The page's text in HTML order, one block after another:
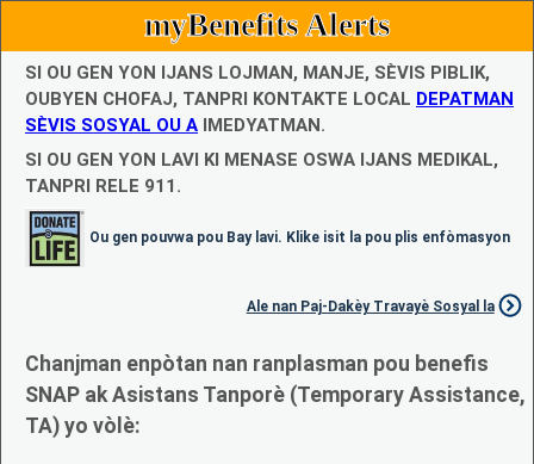
myBenefits Alerts
SI OU GEN YON IJANS LOJMAN, MANJE, SÈVIS PIBLIK,
OUBYEN CHOFAJ, TANPRI KONTAKTE LOCAL DEPATMAN
SÈVIS SOSYAL OU A IMEDYATMAN.
SI OU GEN YON LAVI KI MENASE OSWA IJANS MEDIKAL,
TANPRI RELE 911.
Ou gen pouvwa pou Bay lavi. Klike isit la pou plis enfòmasyon
Ale nan Paj-Dakèy Travayè Sosyal la
Chanjman enpòtan nan ranplasman pou benefis
SNAP ak Asistans Tanporè (Temporary Assistance,
TA) yo vòlè: